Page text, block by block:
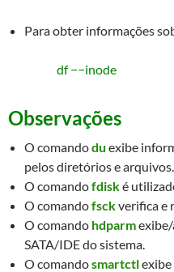
Para obter informações
df −−inode
Observações
O comandodu exibe
pelos diretórios e arquivos.
O comandofdiské
O comandofsckverifica e
O comando hdparm
SATA/IDE do sistema.
O comandosmartctl